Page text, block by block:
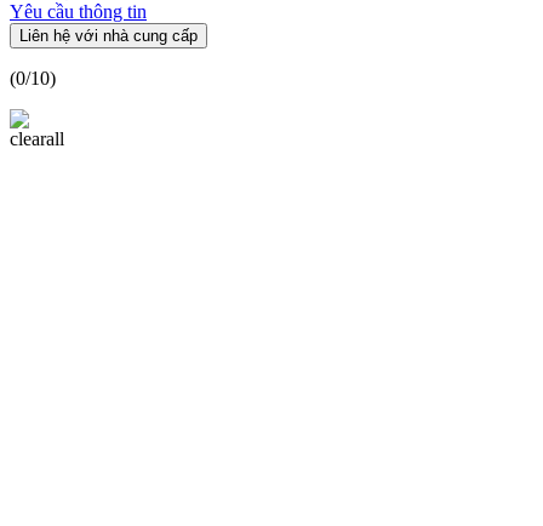
Yêu cầu thông tin
Liên hệ với nhà cung cấp
(0/10)